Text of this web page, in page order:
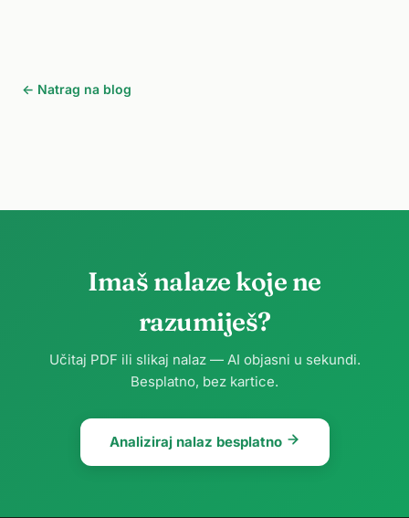
← Natrag na blog
Imaš nalaze koje ne
razumiješ?
Učitaj PDF ili slikaj nalaz — AI objasni u sekundi.
Besplatno, bez kartice.
Analiziraj nalaz besplatno